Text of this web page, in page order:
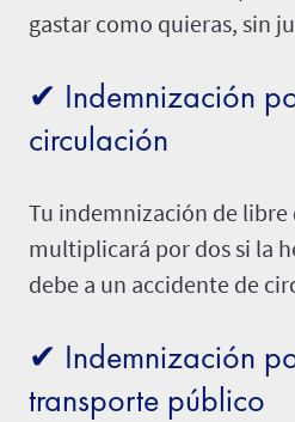
gastar como quieras, sin
✔ Indemnización
circulación
Tu indemnización de libre
multiplicará por dos si la
debe a un accidente de
✔ Indemnización
transporte público